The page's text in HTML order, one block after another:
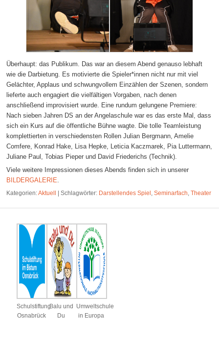
Überhaupt: das Publikum. Das war an diesem Abend genauso lebhaft
wie die Darbietung. Es motivierte die Spieler*innen nicht nur mit viel
Gelächter, Applaus und schwungvollem Einzählen der Szenen, sondern
lieferte auch engagiert die vielfältigen Vorgaben, nach denen
anschließend improvisiert wurde. Eine rundum gelungene Premiere:
Nach sieben Jahren DS an der Angelaschule war es das erste Mal, dass
sich ein Kurs auf die öffentliche Bühne wagte. Die tolle Teamleistung
komplettierten in verschiedensten Rollen Julian Bergmann, Amelie
Comfere, Konrad Hake, Lisa Hepke, Leticia Kaczmarek, Pia Luttermann,
Juliane Paul, Tobias Pieper und David Friederichs (Technik).
Viele weitere Impressionen dieses Abends finden sich in unserer
BILDERGALERIE.
Kategorien:Aktuell |Schlagwörter: Darstellendes Spiel,Seminarfach,Theater
Schulstiftung
Osnabrück
Balu und
Du
Umweltschule
in Europa